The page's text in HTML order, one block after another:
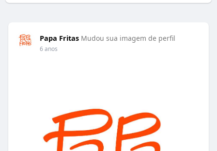
Papa Fritas Mudou sua imagem de perfil
6 anos